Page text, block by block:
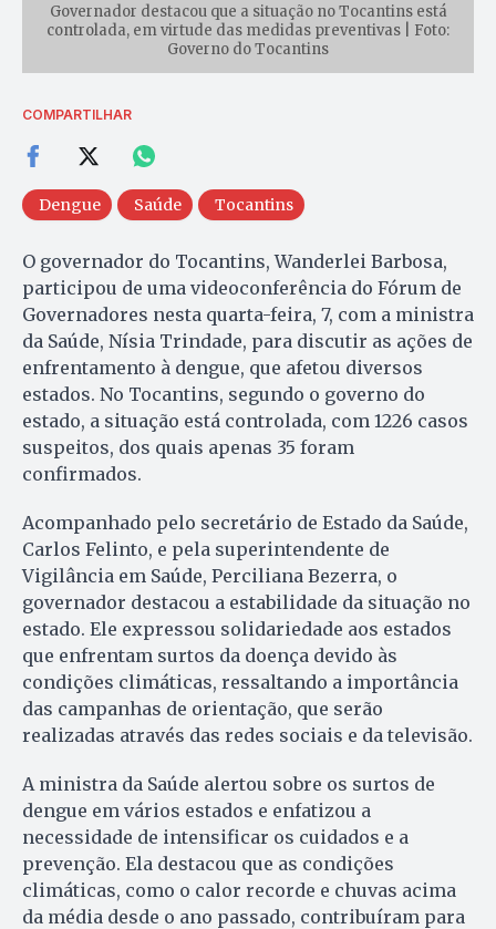
Governador destacou que a situação no Tocantins está
controlada, em virtude das medidas preventivas | Foto:
Governo do Tocantins
COMPARTILHAR
Dengue Saúde Tocantins
O governador do Tocantins, Wanderlei Barbosa,
participou de uma videoconferência do Fórum de
Governadores nesta quarta-feira, 7, com a ministra
da Saúde, Nísia Trindade, para discutir as ações de
enfrentamento à dengue, que afetou diversos
estados. No Tocantins, segundo o governo do
estado, a situação está controlada, com 1226 casos
suspeitos, dos quais apenas 35 foram
confirmados.
Acompanhado pelo secretário de Estado da Saúde,
Carlos Felinto, e pela superintendente de
Vigilância em Saúde, Perciliana Bezerra, o
governador destacou a estabilidade da situação no
estado. Ele expressou solidariedade aos estados
que enfrentam surtos da doença devido às
condições climáticas, ressaltando a importância
das campanhas de orientação, que serão
realizadas através das redes sociais e da televisão.
A ministra da Saúde alertou sobre os surtos de
dengue em vários estados e enfatizou a
necessidade de intensificar os cuidados e a
prevenção. Ela destacou que as condições
climáticas, como o calor recorde e chuvas acima
da média desde o ano passado, contribuíram para